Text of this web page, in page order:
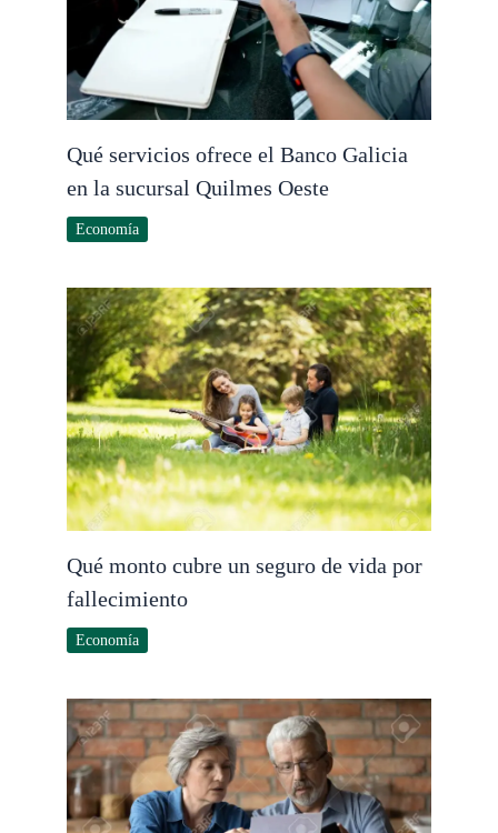
Qué servicios ofrece el Banco Galicia
en la sucursal Quilmes Oeste
Economía
Qué monto cubre un seguro de vida por
fallecimiento
Economía